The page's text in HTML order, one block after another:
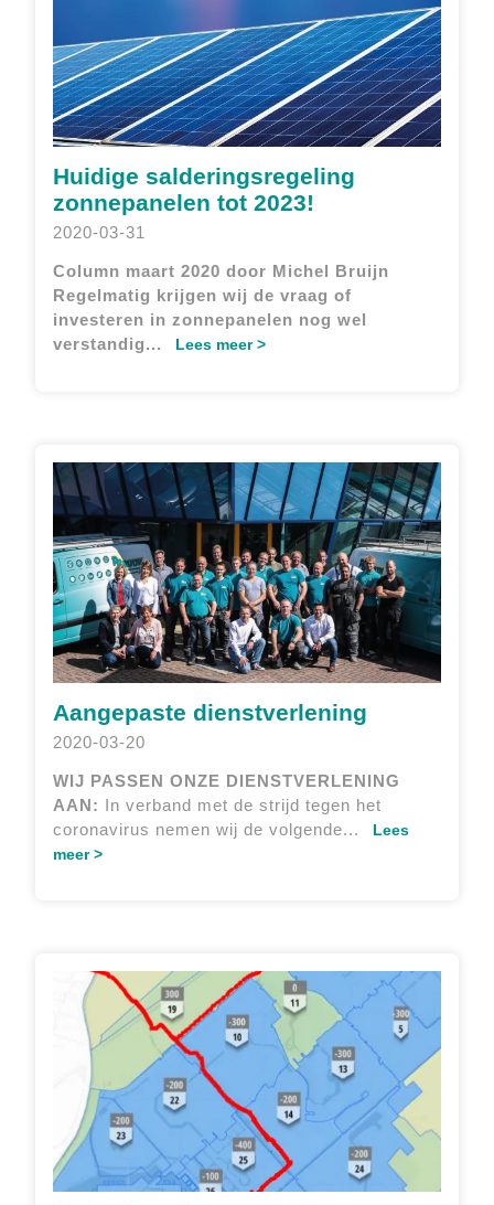
Huidige salderingsregeling
zonnepanelen tot 2023!
2020-03-31
Column maart 2020 door Michel Bruijn
Regelmatig krijgen wij de vraag of
investeren in zonnepanelen nog wel
verstandig...
Lees meer >
Aangepaste dienstverlening
2020-03-20
WIJ PASSEN ONZE DIENSTVERLENING
AAN: In verband met de strijd tegen het
coronavirus nemen wij de volgende...
Lees
meer >